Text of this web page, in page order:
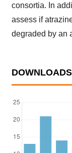
consortia. In
assess if
degraded by an
DOWNLOADS